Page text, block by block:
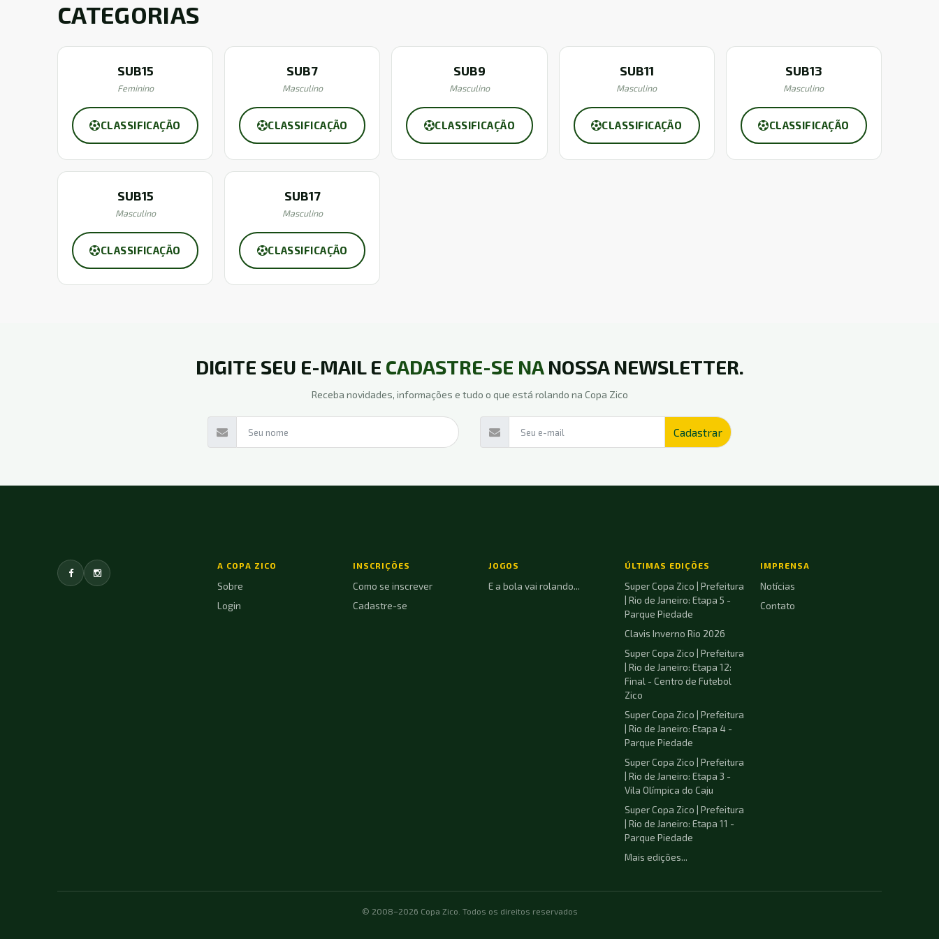
CATEGORIAS
SUB15
Feminino
CLASSIFICAÇÃO
SUB7
Masculino
CLASSIFICAÇÃO
SUB9
Masculino
CLASSIFICAÇÃO
SUB11
Masculino
CLASSIFICAÇÃO
SUB13
Masculino
CLASSIFICAÇÃO
SUB15
Masculino
CLASSIFICAÇÃO
SUB17
Masculino
CLASSIFICAÇÃO
DIGITE SEU E-MAIL E CADASTRE-SE NANOSSA NEWSLETTER.
Receba novidades, informações e tudo o que está rolando na Copa Zico
A COPA ZICO
Sobre
Login
INSCRIÇÕES
Como se inscrever
Cadastre-se
JOGOS
E a bola vai rolando...
ÚLTIMAS EDIÇÕES
Super Copa Zico | Prefeitura
| Rio de Janeiro: Etapa 5 -
Parque Piedade
Clavis Inverno Rio 2026
Super Copa Zico | Prefeitura
| Rio de Janeiro: Etapa 12:
Final - Centro de Futebol
Zico
Super Copa Zico | Prefeitura
| Rio de Janeiro: Etapa 4 -
Parque Piedade
Super Copa Zico | Prefeitura
| Rio de Janeiro: Etapa 3 -
Vila Olímpica do Caju
Super Copa Zico | Prefeitura
| Rio de Janeiro: Etapa 11 -
Parque Piedade
Mais edições...
IMPRENSA
Notícias
Contato
© 2008–2026 Copa Zico. Todos os direitos reservados